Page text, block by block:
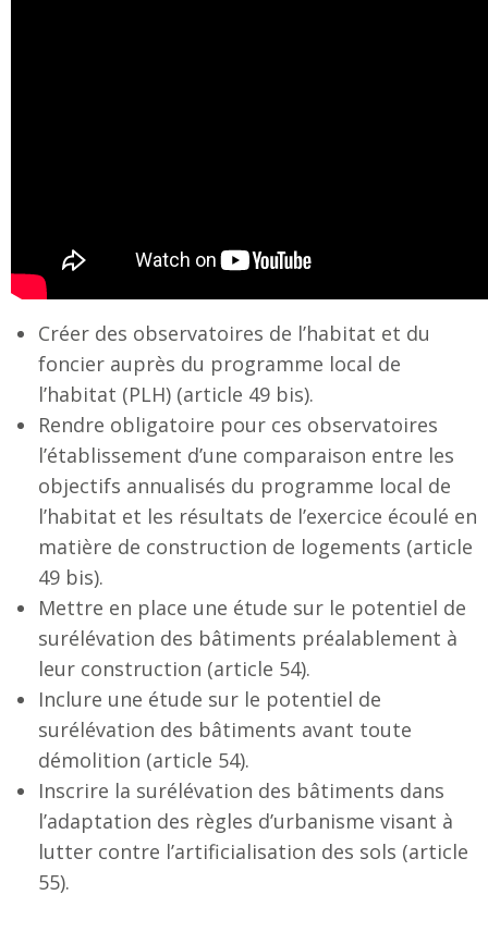
Créer des observatoires de l’habitat et du
foncier auprès du programme local de
l’habitat (PLH) (article 49 bis).
Rendre obligatoire pour ces observatoires
l’établissement d’une comparaison entre les
objectifs annualisés du programme local de
l’habitat et les résultats de l’exercice écoulé en
matière de construction de logements (article
49 bis).
Mettre en place une étude sur le potentiel de
surélévation des bâtiments préalablement à
leur construction (article 54).
Inclure une étude sur le potentiel de
surélévation des bâtiments avant toute
démolition (article 54).
Inscrire la surélévation des bâtiments dans
l’adaptation des règles d’urbanisme visant à
lutter contre l’artificialisation des sols (article
55).